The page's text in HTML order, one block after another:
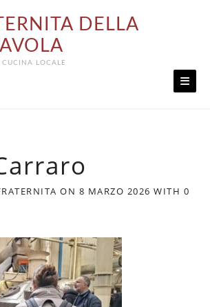
DELLA
LOCALE
ON 8 MARZO 2026 WITH 0